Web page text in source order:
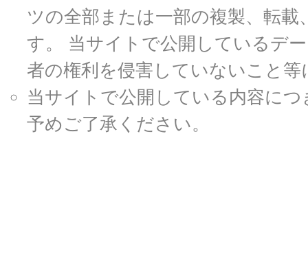
ツの全部または一部の複製、転
す。 当サイトで公開しているデ
者の権利を侵害していないこと
当サイトで公開している内容に
予めご了承ください。